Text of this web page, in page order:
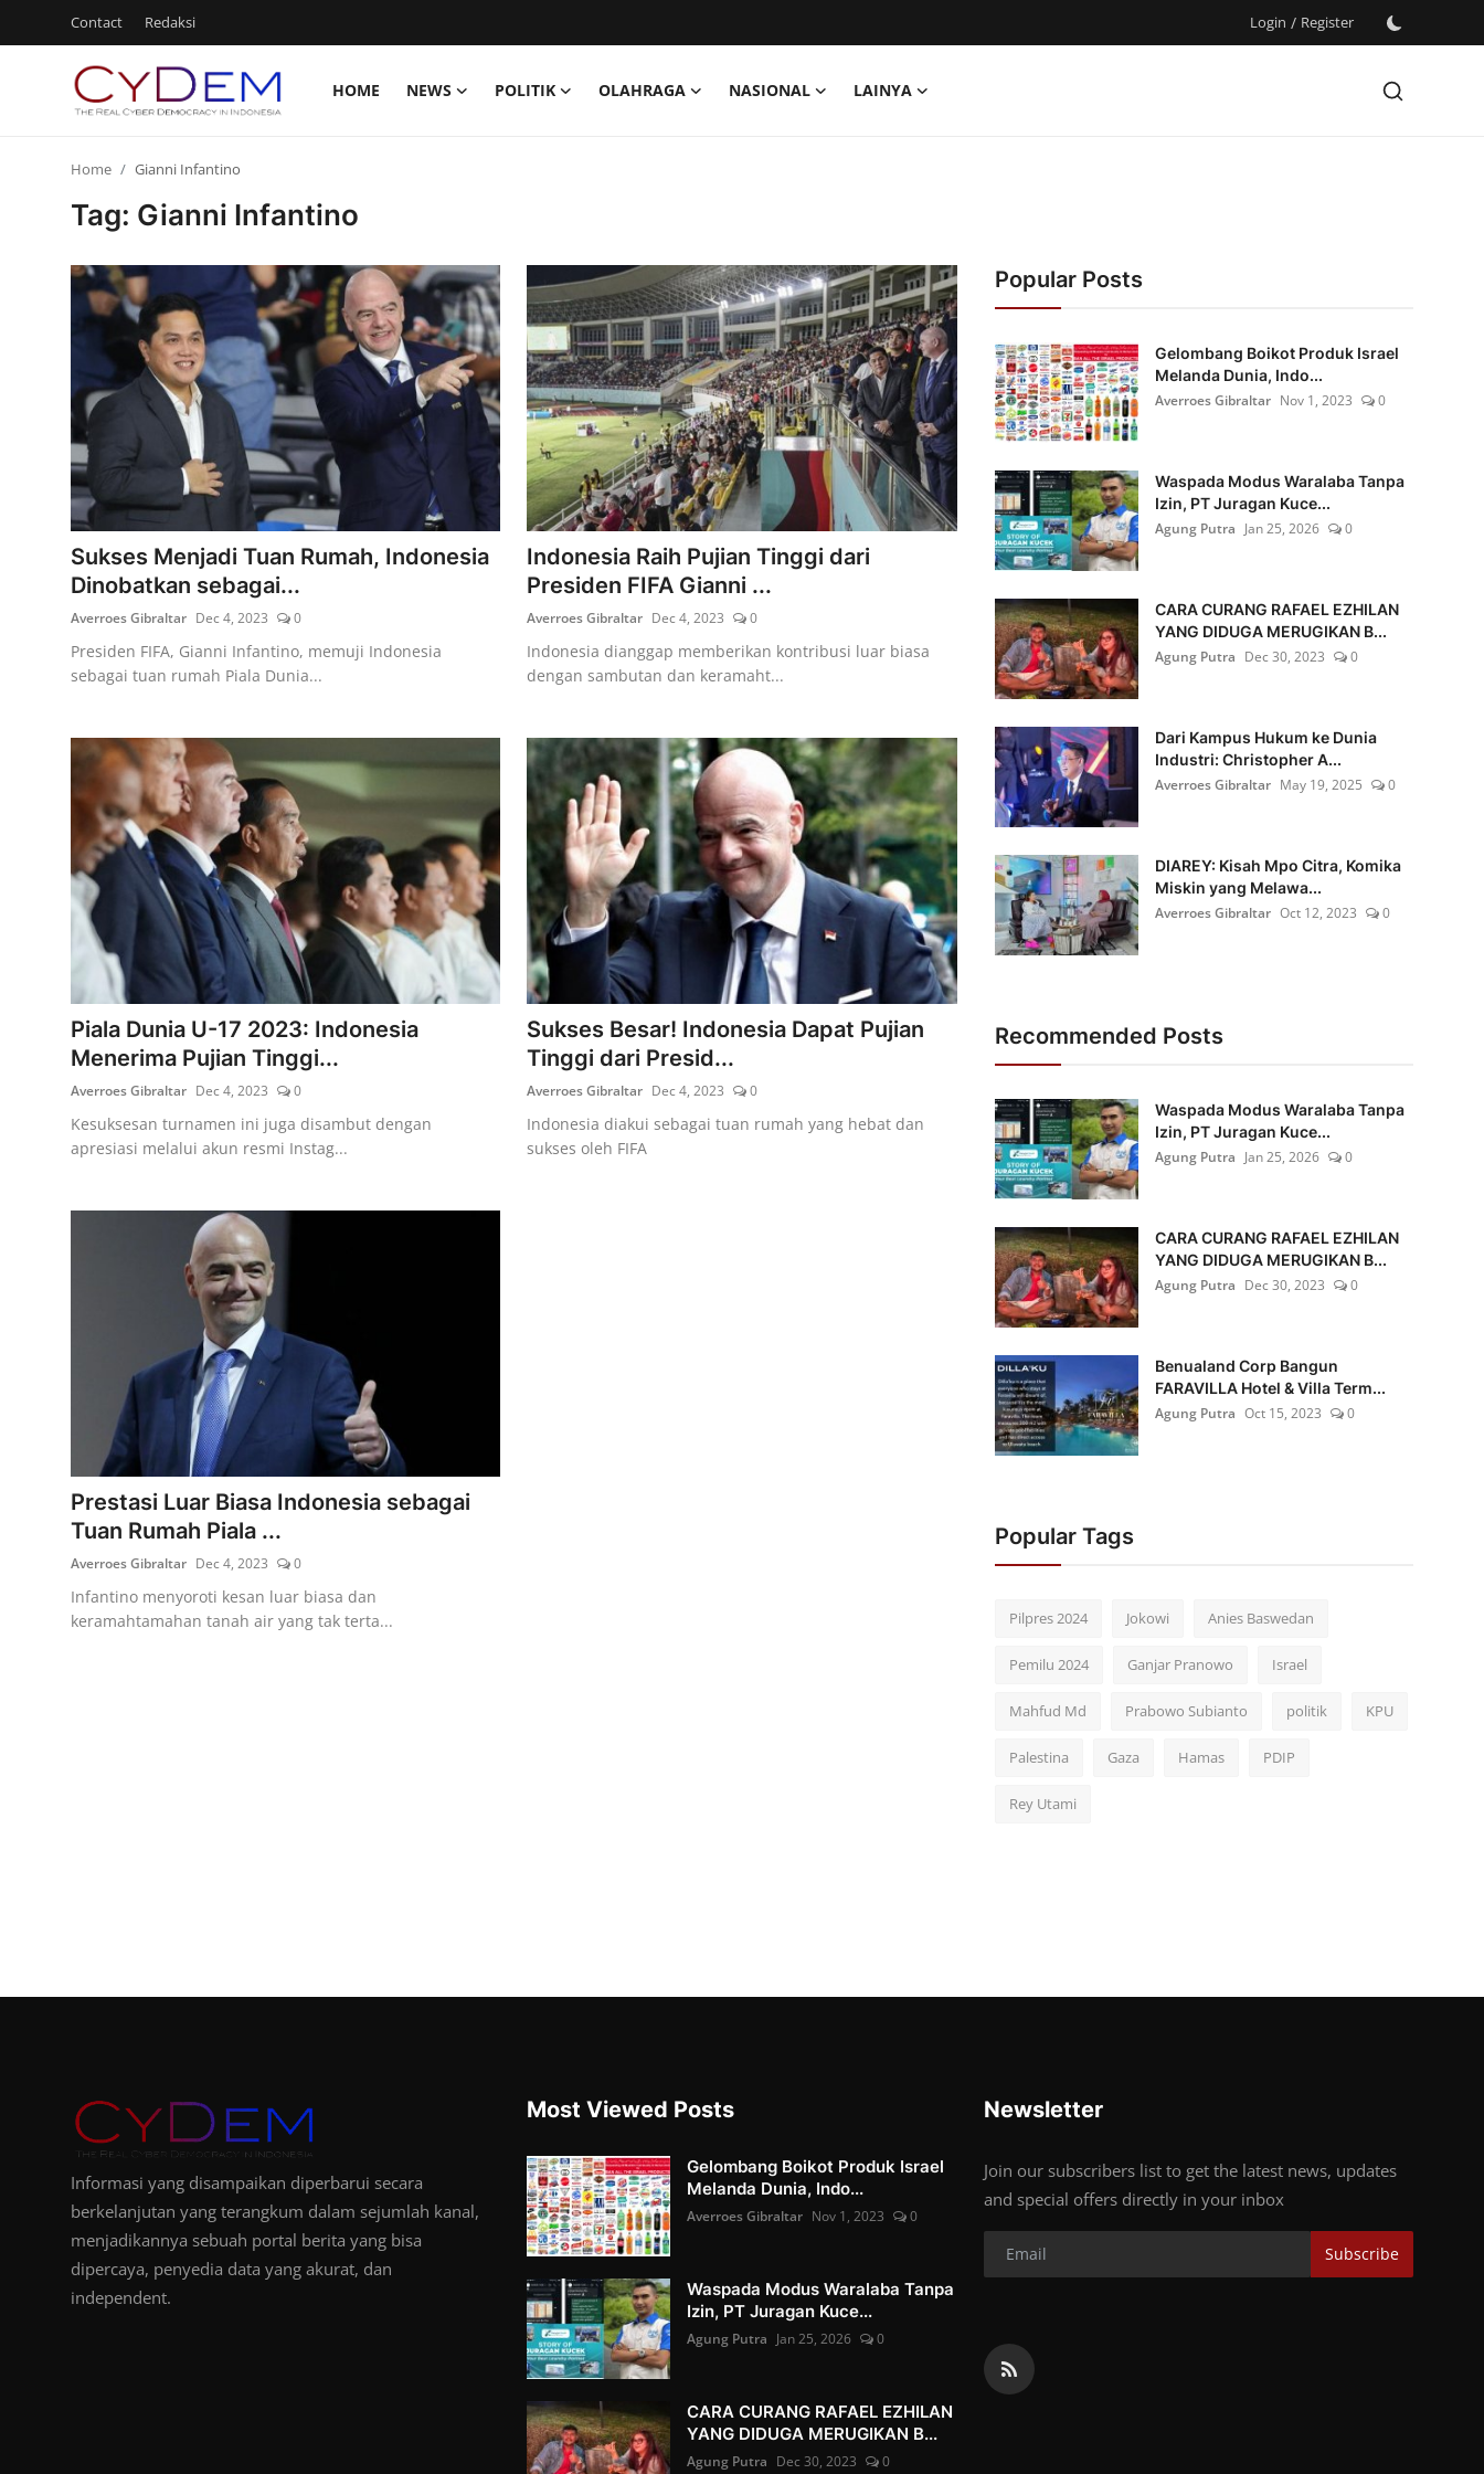
Contact Redaksi Login / Register
HOME NEWS POLITIK OLAHRAGA NASIONAL
LAINYA
Login
Register
Contact
Olahraga
Nasional
Home Gianni Infantino
Tag: Gianni Infantino
Sukses Menjadi Tuan Rumah, Indonesia
Dinobatkan sebagai...
Averroes Gibraltar Dec 4, 2023 0
Presiden FIFA, Gianni Infantino, memuji Indonesia
sebagai tuan rumah Piala Dunia...
Indonesia Raih Pujian Tinggi dari
Presiden FIFA Gianni ...
Averroes Gibraltar Dec 4, 2023 0
Indonesia dianggap memberikan kontribusi luar biasa
dengan sambutan dan keramaht...
Piala Dunia U-17 2023: Indonesia
Menerima Pujian Tinggi...
Averroes Gibraltar Dec 4, 2023 0
Kesuksesan turnamen ini juga disambut dengan
apresiasi melalui akun resmi Instag...
Sukses Besar! Indonesia Dapat Pujian
Tinggi dari Presid...
Averroes Gibraltar Dec 4, 2023 0
Indonesia diakui sebagai tuan rumah yang hebat dan
sukses oleh FIFA
Prestasi Luar Biasa Indonesia sebagai
Tuan Rumah Piala ...
Averroes Gibraltar Dec 4, 2023 0
Infantino menyoroti kesan luar biasa dan
keramahtamahan tanah air yang tak terta...
Popular Posts
Gelombang Boikot Produk Israel
Melanda Dunia, Indo...
Averroes Gibraltar Nov 1, 2023 0
Waspada Modus Waralaba Tanpa
Izin, PT Juragan Kuce...
Agung Putra Jan 25, 2026 0
CARA CURANG RAFAEL EZHILAN
YANG DIDUGA MERUGIKAN B...
Agung Putra Dec 30, 2023 0
Dari Kampus Hukum ke Dunia
Industri: Christopher A...
Averroes Gibraltar May 19, 2025 0
DIAREY: Kisah Mpo Citra, Komika
Miskin yang Melawa...
Averroes Gibraltar Oct 12, 2023 0
Recommended Posts
Waspada Modus Waralaba Tanpa
Izin, PT Juragan Kuce...
Agung Putra Jan 25, 2026 0
CARA CURANG RAFAEL EZHILAN
YANG DIDUGA MERUGIKAN B...
Agung Putra Dec 30, 2023 0
Benualand Corp Bangun
FARAVILLA Hotel & Villa Term...
Agung Putra Oct 15, 2023 0
Popular Tags
Pilpres 2024 Jokowi Anies Baswedan
Pemilu 2024 Ganjar Pranowo Israel
Mahfud Md Prabowo Subianto politik KPU
Palestina Gaza Hamas PDIP
Rey Utami
Informasi yang disampaikan diperbarui secara
berkelanjutan yang terangkum dalam sejumlah kanal,
menjadikannya sebuah portal berita yang bisa
dipercaya, penyedia data yang akurat, dan
independent.
Most Viewed Posts
Gelombang Boikot Produk Israel
Melanda Dunia, Indo...
Averroes Gibraltar Nov 1, 2023 0
Waspada Modus Waralaba Tanpa
Izin, PT Juragan Kuce...
Agung Putra Jan 25, 2026 0
CARA CURANG RAFAEL EZHILAN
YANG DIDUGA MERUGIKAN B...
Agung Putra Dec 30, 2023 0
Newsletter
Join our subscribers list to get the latest news, updates
and special offers directly in your inbox
Subscribe